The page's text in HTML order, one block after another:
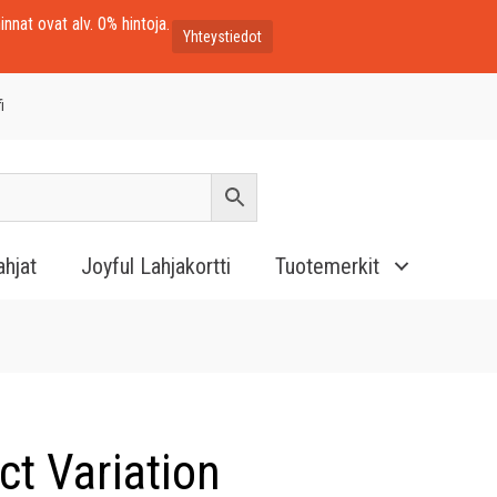
ovat alv. 0% hintoja.
Yhteystiedot
Joyful Lahjakortti Tuotemerkit
Variation